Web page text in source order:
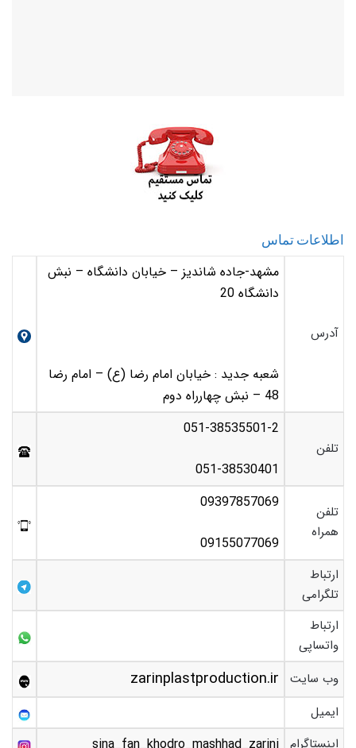
اطلاعات تماس
آدرس
مشهد-جاده شاندیز – خیابان دانشگاه – نبش
دانشگاه 20
شعبه جدید : خیابان امام رضا (ع) – امام رضا
48 – نبش چهارراه دوم
تلفن
051-38535501-2
051-38530401
تلفن
همراه
09397857069
09155077069
ارتباط
تلگرامی
ارتباط
واتساپی
وب سایت
zarinplastproduction.ir
ایمیل
اینستاگرام